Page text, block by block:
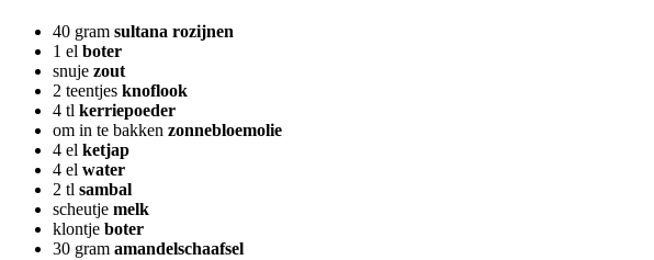
40 gram sultana rozijnen
1 el boter
snuje zout
2 teentjes knoflook
4 tl kerriepoeder
om in te bakken zonnebloemolie
4 el ketjap
4 el water
2 tl sambal
scheutje melk
klontje boter
30 gram amandelschaafsel